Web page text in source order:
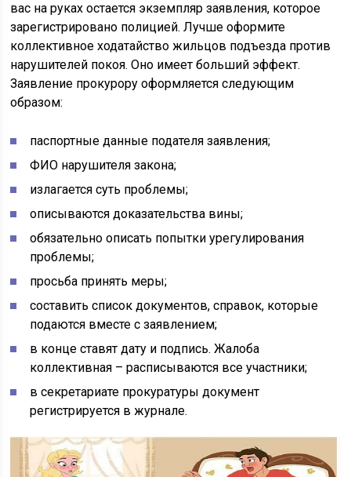
вас на руках остается экземпляр заявления, которое
зарегистрировано полицией. Лучше оформите
коллективное ходатайство жильцов подъезда против
нарушителей покоя. Оно имеет больший эффект.
Заявление прокурору оформляется следующим
образом:
паспортные данные подателя заявления;
ФИО нарушителя закона;
излагается суть проблемы;
описываются доказательства вины;
обязательно описать попытки урегулирования
проблемы;
просьба принять меры;
составить список документов, справок, которые
подаются вместе с заявлением;
в конце ставят дату и подпись. Жалоба
коллективная – расписываются все участники;
в секретариате прокуратуры документ
регистрируется в журнале.